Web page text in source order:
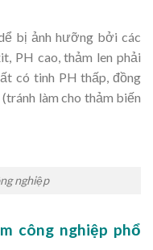
bị ảnh hưỡng bởi các
PH cao, thảm len phải
có tinh PH thấp, đồng
làm cho thảm biến
nghiệp
công nghiệp phổ